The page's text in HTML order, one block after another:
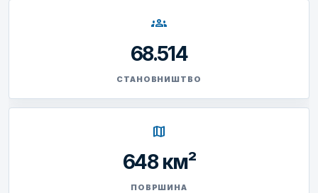
groups
68.514
СТАНОВНИШТВО
map
648 км²
ПОВРШИНА